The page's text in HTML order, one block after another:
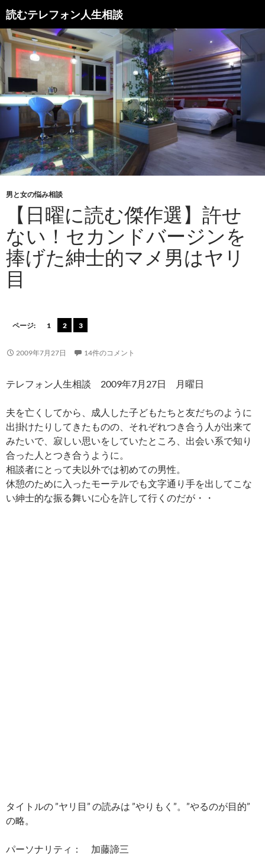
読むテレフォン人生相談
男と女の悩み相談
【日曜に読む傑作選】許せ
ない！セカンドバージンを
捧げた紳士的マメ男はヤリ
目
ページ: 1 2 3
2009年7月27日 14件のコメント
テレフォン人生相談 2009年7月27日 月曜日
夫を亡くしてから、成人した子どもたちと友だちのように
出掛けたりしてきたものの、それぞれつき合う人が出来て
みたいで、寂しい思いをしていたところ、出会い系で知り
合った人とつき合うように。
相談者にとって夫以外では初めての男性。
休憩のために入ったモーテルでも文字通り手を出してこな
い紳士的な振る舞いに心を許して行くのだが・・
タイトルの ”ヤリ目” の読みは ”やりもく”。”やるのが目的”
の略。
パーソナリティ： 加藤諦三